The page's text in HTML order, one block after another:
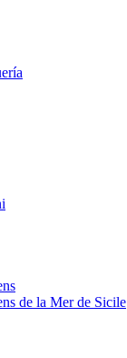
de la Mer de Sicile